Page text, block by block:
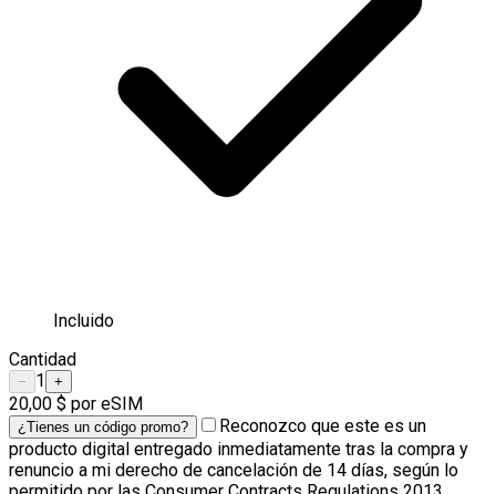
Incluido
Cantidad
− 1 +
20,00 $ por eSIM
¿Tienes un código promo?
Reconozco que este es un
producto digital entregado inmediatamente tras la compra y
renuncio a mi derecho de cancelación de 14 días, según lo